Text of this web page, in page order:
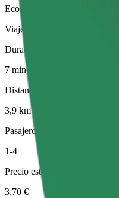
Economy
Viajes asequibles en coches
Duración estimada del viaje
7 min
Distancia estimada
3,9 km
Pasajeros
1-4
Precio estimado
3,70 €